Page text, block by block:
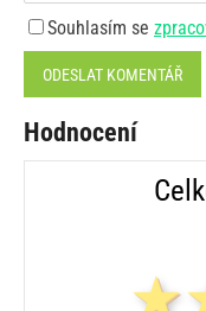
Souhlasím se
ODESLAT KOMENTÁŘ
Hodnocení